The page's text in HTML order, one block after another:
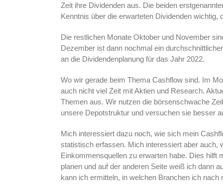
Zeit ihre Dividenden aus. Die beiden
Kenntnis über die erwarteten Dividenden
Die restlichen Monate Oktober und November
Dezember ist dann nochmal ein
an die Dividendenplanung für das Jahr 2022.
Wo wir gerade beim Thema Cashflow sind. Im
auch nicht viel Zeit mit Aktien und Research.
Themen aus. Wir nutzen die börsenschwache
unsere Depotstruktur und versuchen sie besser
Mich interessiert dazu noch, wie sich mein
statistisch erfassen. Mich interessiert aber auch,
Einkommensquellen zu erwarten habe. Dies
planen und auf der anderen Seite weiß ich dann
kann ich ermitteln, in welchen Branchen ich nach